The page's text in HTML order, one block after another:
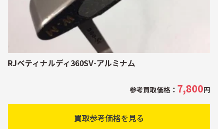
RJベティナルディ360SV-アルミナム
参考買取価格： 7,800円
買取参考価格を見る